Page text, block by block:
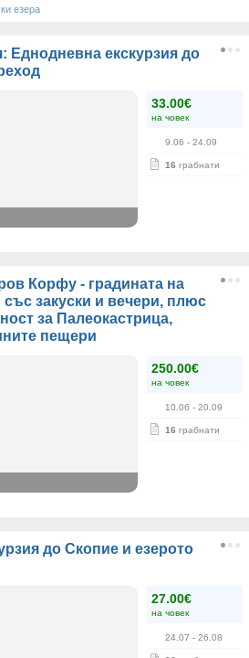
езера
Еднодневна екскурзия до
33.00€
на човек
9.06 - 24.09
16 грабнати
Корфу - градината на
закуски и вечери, плюс
за Палеокастрица,
пещери
250.00€
на човек
10.06 - 20.09
16 грабнати
до Скопие и езерото
27.00€
на човек
24.07 - 26.08